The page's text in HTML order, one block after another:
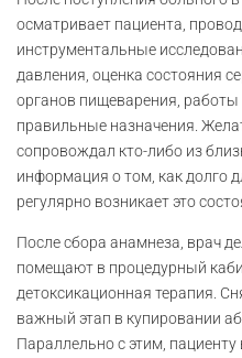
осматривает пациента,
инструментальные
давления, оценка состояния
органов пищеварения, работы
правильные назначения.
сопровождал кто-либо из
информация о том, как долго
регулярно возникает это
После сбора анамнеза, врач
помещают в процедурный
детоксикационная терапия.
важный этап в купировании
Параллельно с этим, пациенту